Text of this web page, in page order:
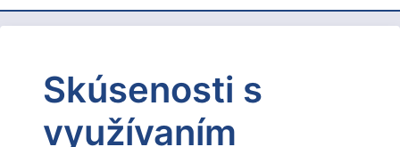
Skúsenosti s
využívaním